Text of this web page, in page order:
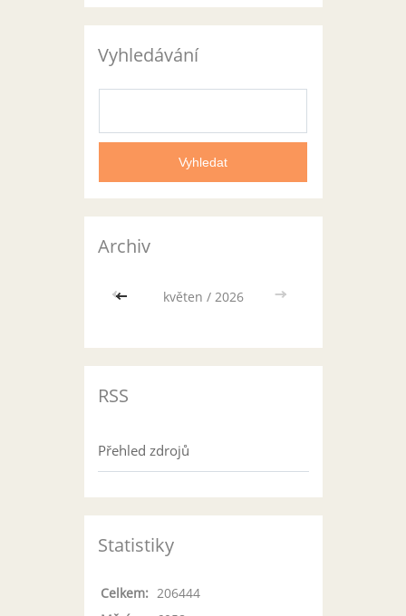
Vyhledávání
Archiv
<< květen / 2026 >>
RSS
Přehled zdrojů
Statistiky
Celkem: 206444